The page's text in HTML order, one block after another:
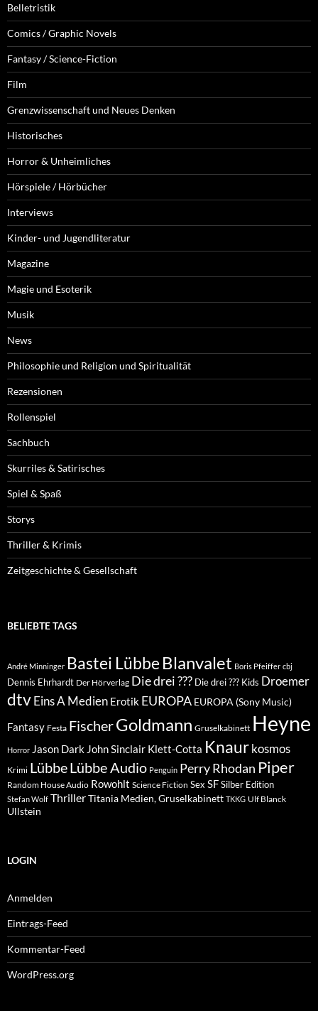
Belletristik
Comics / Graphic Novels
Fantasy / Science-Fiction
Film
Grenzwissenschaft und Neues Denken
Historisches
Horror & Unheimliches
Hörspiele / Hörbücher
Interviews
Kinder- und Jugendliteratur
Magazine
Magie und Esoterik
Musik
News
Philosophie und Religion und Spiritualität
Rezensionen
Rollenspiel
Sachbuch
Skurriles & Satirisches
Spiel & Spaß
Storys
Thriller & Krimis
Zeitgeschichte & Gesellschaft
BELIEBTE TAGS
André Minninger Bastei Lübbe Blanvalet Boris Pfeiffer cbj
Dennis Ehrhardt Der Hörverlag Die drei ??? Die drei ??? Kids Droemer
dtvEins A Medien Erotik EUROPA EUROPA (Sony Music)
Fantasy Festa FischerGoldmann Gruselkabinett Heyne
Horror Jason Dark John Sinclair Klett-Cotta Knaur kosmos
Krimi LübbeLübbe Audio Penguin Perry Rhodan Piper
Random House Audio Rowohlt Science Fiction Sex SFSilber Edition
Stefan Wolf ThrillerTitania Medien, Gruselkabinett TKKG Ulf Blanck
Ullstein
LOGIN
Anmelden
Eintrags-Feed
Kommentar-Feed
WordPress.org